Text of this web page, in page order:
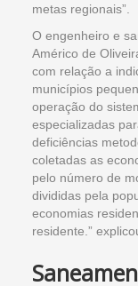
metas regionais”.
O engenheiro e
Américo de
com relação a
municípios
operação do
especializadas
deficiências
coletadas as
pelo número de
divididas pela
economias
residente.”